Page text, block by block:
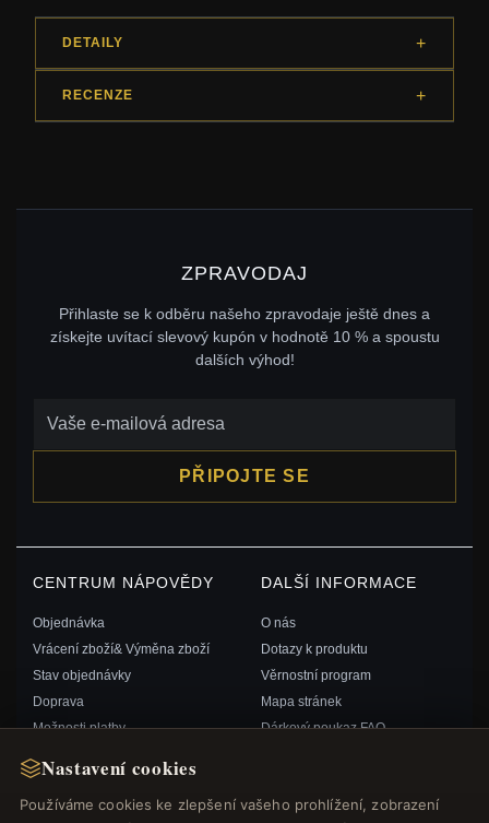
Nastavení cookies
Používáme cookies ke zlepšení vašeho prohlížení, zobrazení
DETAILY
RECENZE
ZPRAVODAJ
Přihlaste se k odběru našeho zpravodaje ještě dnes a
získejte uvítací slevový kupón v hodnotě 10 % a spoustu
dalších výhod!
PŘIPOJTE SE
CENTRUM NÁPOVĚDY
Objednávka
Vrácení zboží& Výměna zboží
Stav objednávky
Doprava
Možnosti platby
Kontaktujte nás
DALŠÍ INFORMACE
O nás
Dotazy k produktu
Věrnostní program
Mapa stránek
Dárkový poukaz FAQ